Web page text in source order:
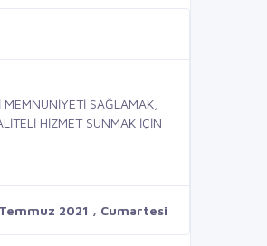
SAĞLAMAK,
HİZMET SUNMAK İÇİN
2021 , Cumartesi